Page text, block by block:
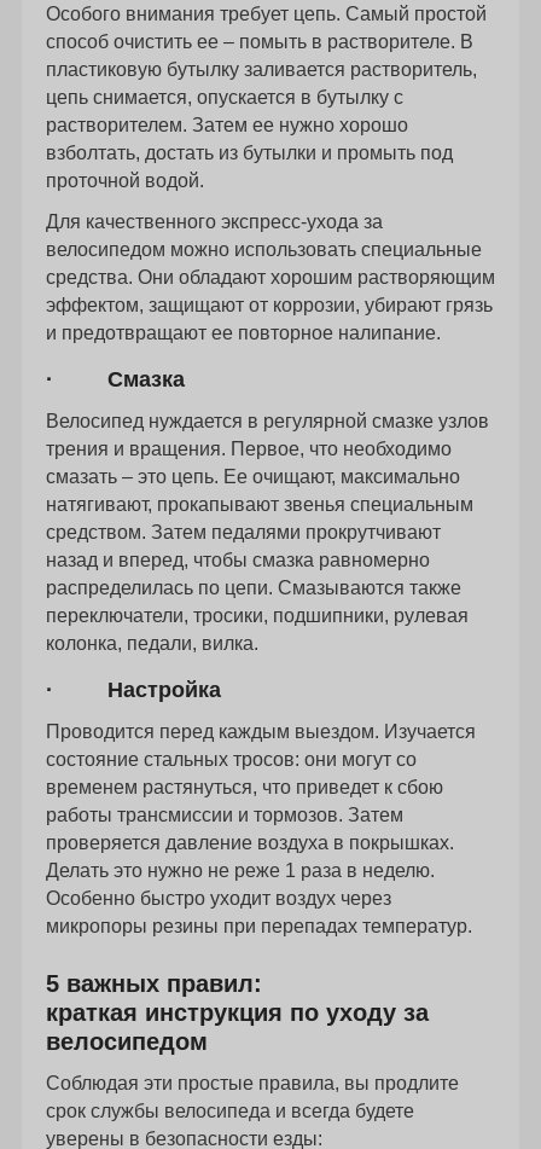
Особого внимания требует цепь. Самый простой
способ очистить ее – помыть в растворителе. В
пластиковую бутылку заливается растворитель,
цепь снимается, опускается в бутылку с
растворителем. Затем ее нужно хорошо
взболтать, достать из бутылки и промыть под
проточной водой.
Для качественного экспресс-ухода за
велосипедом можно использовать специальные
средства. Они обладают хорошим растворяющим
эффектом, защищают от коррозии, убирают грязь
и предотвращают ее повторное налипание.
· Смазка
Велосипед нуждается в регулярной смазке узлов
трения и вращения. Первое, что необходимо
смазать – это цепь. Ее очищают, максимально
натягивают, прокапывают звенья специальным
средством. Затем педалями прокрутчивают
назад и вперед, чтобы смазка равномерно
распределилась по цепи. Смазываются также
переключатели, тросики, подшипники, рулевая
колонка, педали, вилка.
· Настройка
Проводится перед каждым выездом. Изучается
состояние стальных тросов: они могут со
временем растянуться, что приведет к сбою
работы трансмиссии и тормозов. Затем
проверяется давление воздуха в покрышках.
Делать это нужно не реже 1 раза в неделю.
Особенно быстро уходит воздух через
микропоры резины при перепадах температур.
5 важных правил:
краткая инструкция по уходу за
велосипедом
Соблюдая эти простые правила, вы продлите
срок службы велосипеда и всегда будете
уверены в безопасности езды: